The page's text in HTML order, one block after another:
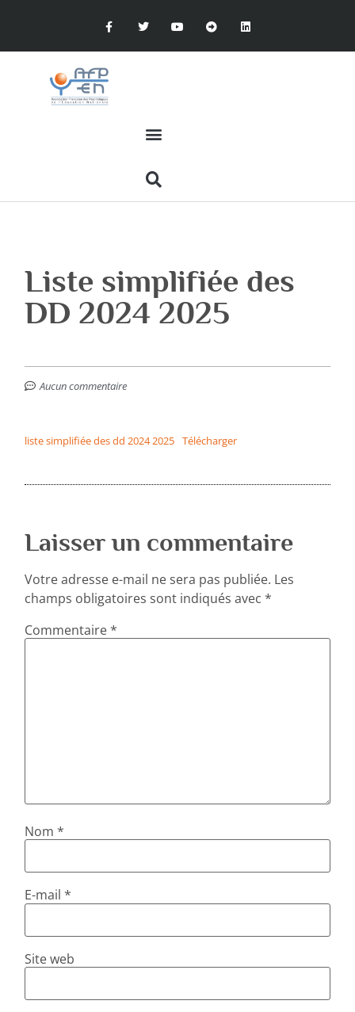
Liste simplifiée des
DD 2024 2025
Aucun commentaire
liste simplifiée des dd 2024 2025 Télécharger
Laisser un commentaire
Votre adresse e-mail ne sera pas publiée. Les
champs obligatoires sont indiqués avec*
Commentaire*
Nom*
E-mail*
Site web